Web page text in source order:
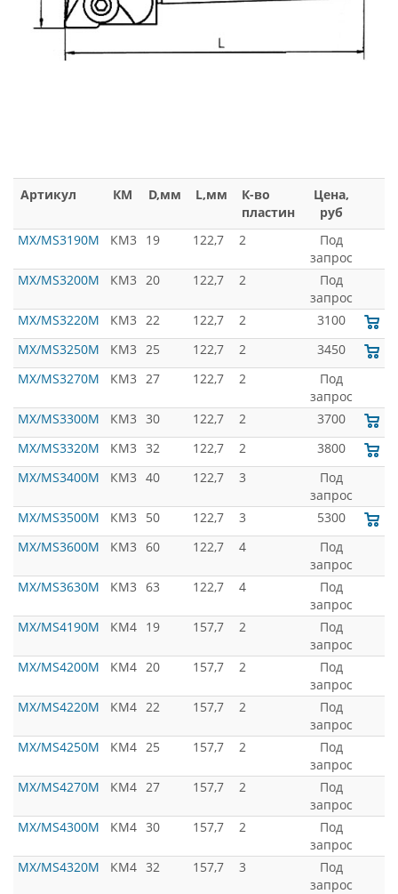
Артикул КМ D,мм L,мм
К-во
пластин
Цена,
руб
MX/MS3190M
КМ3 19 122,7 2
Под
запрос
MX/MS3200M
КМ3 20 122,7 2
Под
запрос
MX/MS3220M
КМ3 22 122,7 2
3100
MX/MS3250M
КМ3 25 122,7 2
3450
MX/MS3270M
КМ3 27 122,7 2
Под
запрос
MX/MS3300M
КМ3 30 122,7 2
3700
MX/MS3320M
КМ3 32 122,7 2
3800
MX/MS3400M
КМ3 40 122,7 3
Под
запрос
MX/MS3500M
КМ3 50 122,7 3
5300
MX/MS3600M
КМ3 60 122,7 4
Под
запрос
MX/MS3630M
КМ3 63 122,7 4
Под
запрос
MX/MS4190M
КМ4 19 157,7 2
Под
запрос
MX/MS4200M
КМ4 20 157,7 2
Под
запрос
MX/MS4220M
КМ4 22 157,7 2
Под
запрос
MX/MS4250M
КМ4 25 157,7 2
Под
запрос
MX/MS4270M
КМ4 27 157,7 2
Под
запрос
MX/MS4300M
КМ4 30 157,7 2
Под
запрос
MX/MS4320M
КМ4 32 157,7 3
Под
запрос